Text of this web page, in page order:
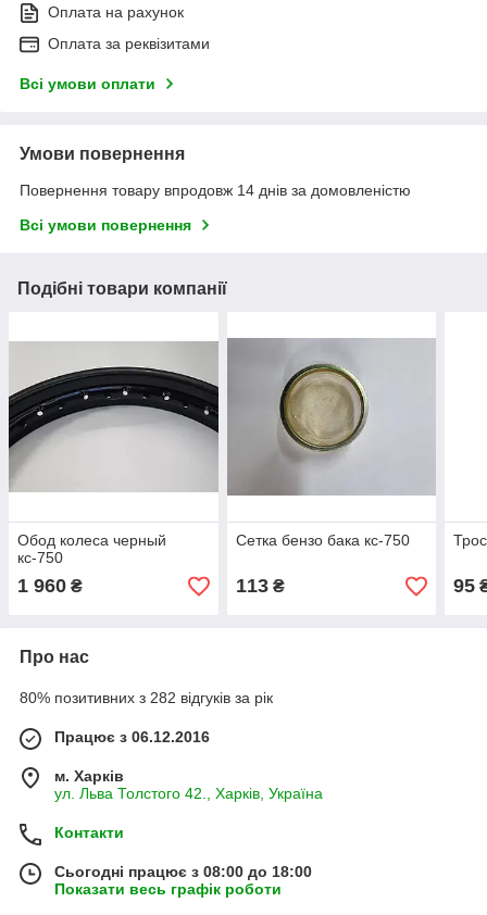
Оплата на рахунок
Оплата за реквізитами
Всі умови оплати
Умови повернення
Повернення товару впродовж 14 днів за домовленістю
Всі умови повернення
Подібні товари компанії
Обод колеса черный
кс-750
1 960 ₴
Сетка бензо бака кс-750
113₴ 95
Про нас
80% позитивних з 282 відгуків за рік
Працює з 06.12.2016
м. Харків
ул. Льва Толстого 42., Харків, Україна
Контакти
Сьогодні працює з 08:00 до 18:00
Показати весь графік роботи